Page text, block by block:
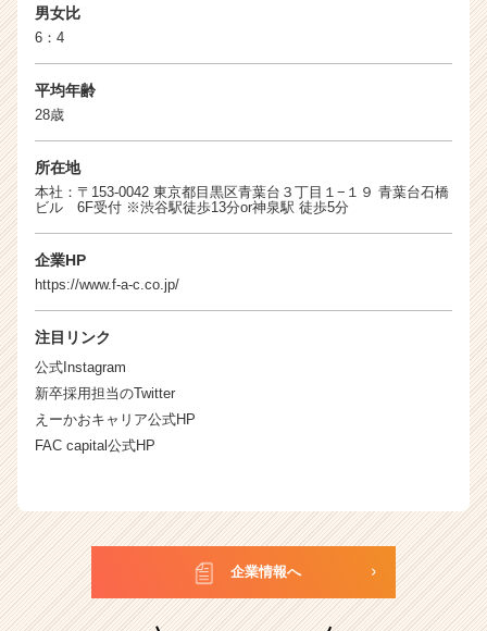
ャ
リ
h
e
r
男女比
6：4
平均年齢
28歳
所在地
本社：〒153-0042 東京都目黒区青葉台３丁目１−１９ 青葉台石橋
ビル 6F受付 ※渋谷駅徒歩13分or神泉駅 徒歩5分
企業HP
https://www.f-a-c.co.jp/
注目リンク
公式Instagram
新卒採用担当のTwitter
えーかおキャリア公式HP
FAC capital公式HP
企業情報へ